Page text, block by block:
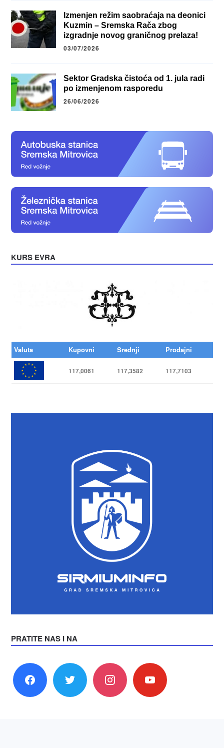
Izmenjen režim saobraćaja na deonici
Kuzmin – Sremska Rača zbog
izgradnje novog graničnog prelaza!
03/07/2026
Sektor Gradska čistoća od 1. jula radi
po izmenjenom rasporedu
26/06/2026
KURS EVRA
Valuta Kupovni Srednji Prodajni
117,0061 117,3582 117,7103
PRATITE NAS I NA
facebook twitter instagram youtube